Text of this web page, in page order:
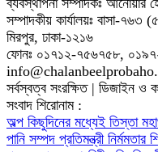
সম্পাদকীয় কার্যালয়ঃ বাসা-৭৬৩
মিরপুর, ঢাকা-১২১৬
ফোনঃ ০১৭১২-৭৫৬৭৫৮,
সর্বস্বত্ব সংরক্ষিত | ডিজাইন ও
সংবাদ শিরোনাম :
অল্প কিছুদিনের মধ্যেই তিস্তা
পানি সম্পদ প্রতিমন্ত্রী নির্মমতার